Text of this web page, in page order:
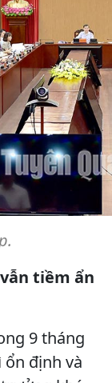
tiềm ẩn
9 tháng
định và